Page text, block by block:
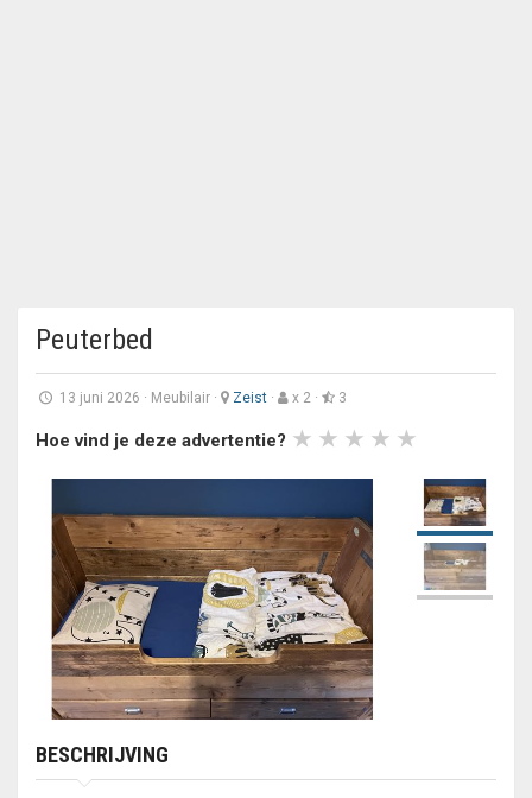
Peuterbed
13 juni 2026 · Meubilair· Zeist· x 2 · 3
Hoe vind je deze advertentie?
BESCHRIJVING